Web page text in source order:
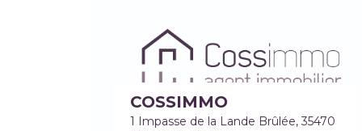
COSSIMMO
1 Impasse de la Lande Brûlée, 35470